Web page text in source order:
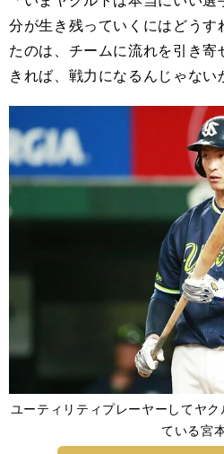
分が生き残っていくにはどうす
たのは、チームに流れを引き
きれば、戦力になるんじゃない
ユーティリティプレーヤーしてヤ
ている宮